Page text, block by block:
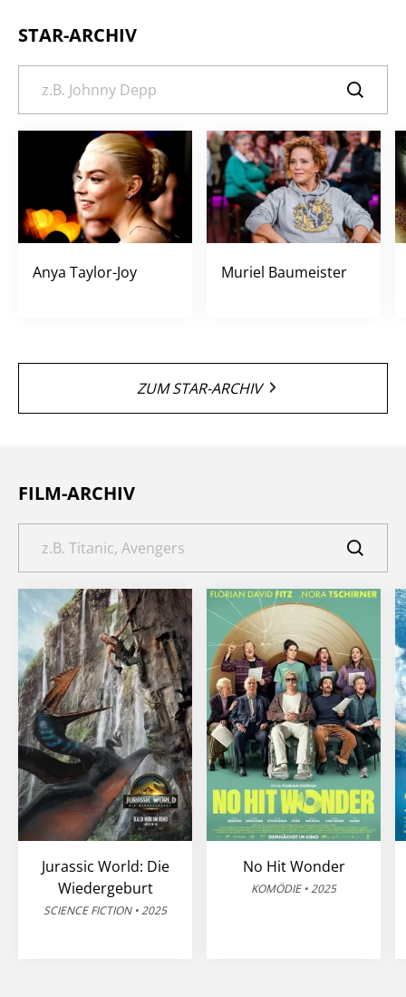
STAR-ARCHIV
Anya Taylor-Joy Muriel Baumeister
ZUM STAR-ARCHIV
FILM-ARCHIV
Jurassic World: Die
Wiedergeburt
SCIENCE FICTION • 2025
No Hit Wonder
KOMÖDIE • 2025